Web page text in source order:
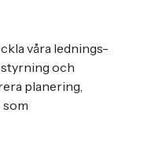
våra lednings-
och
planering,
som